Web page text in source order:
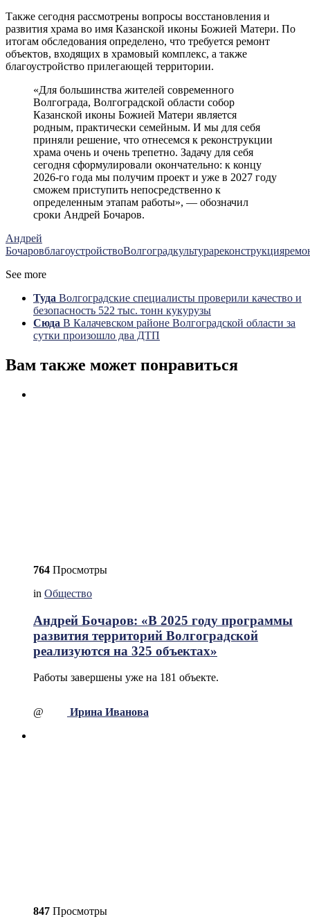
Также сегодня рассмотрены вопросы восстановления и
развития храма во имя Казанской иконы Божией Матери. По
итогам обследования определено, что требуется ремонт
объектов, входящих в храмовый комплекс, а также
благоустройство прилегающей территории.
«Для большинства жителей современного
Волгограда, Волгоградской области собор
Казанской иконы Божией Матери является
родным, практически семейным. И мы для себя
приняли решение, что отнесемся к реконструкции
храма очень и очень трепетно. Задачу для себя
сегодня сформулировали окончательно: к концу
2026-го года мы получим проект и уже в 2027 году
сможем приступить непосредственно к
определенным этапам работы», — обозначил
сроки Андрей Бочаров.
Андрей
БочаровблагоустройствоВолгоградкультурареконструкция
See more
Туда Волгоградские специалисты проверили качество и
безопасность 522 тыс. тонн кукурузы
Сюда В Калачевском районе Волгоградской области за
сутки произошло два ДТП
Вам также может понравиться
764 Просмотры
in Общество
Андрей Бочаров: «В 2025 году программы
развития территорий Волгоградской
реализуются на 325 объектах»
Работы завершены уже на 181 объекте.
@ Ирина Иванова
847 Просмотры